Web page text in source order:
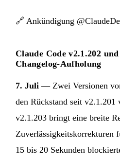
🔗 Ankündigung
Claude Code v2.1.202
Changelog-Aufholung
7. Juli — Zwei Versionen
den Rückstand seit v2.1.201
v2.1.203 bringt eine breite
Zuverlässigkeitskorrekturen
15 bis 20 Sekunden